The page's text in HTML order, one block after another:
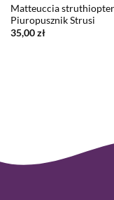
Matteuccia
Piuropusznik Strusi
35,00zł